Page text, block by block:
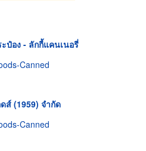
ป๋อง - ลักกี้แคนเนอรี่
Canned
ส์ (1959) จำกัด
Canned